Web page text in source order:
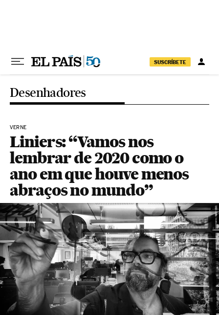
SUSCRÍBETE
Desenhadores
VERNE
Liniers: “Vamos nos
lembrar de 2020 como o
ano em que houve menos
abraços no mundo”